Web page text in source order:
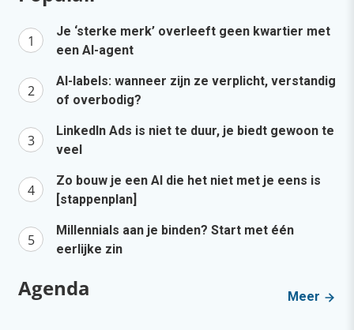
Je ‘sterke merk’ overleeft geen kwartier met
een AI-agent
AI-labels: wanneer zijn ze verplicht, verstandig
of overbodig?
LinkedIn Ads is niet te duur, je biedt gewoon te
veel
Zo bouw je een AI die het niet met je eens is
[stappenplan]
Millennials aan je binden? Start met één
eerlijke zin
Agenda Meer